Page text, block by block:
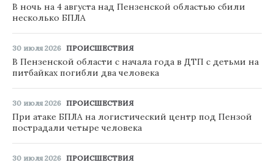
В ночь на 4 августа над Пензенской областью сбили
несколько БПЛА
30 июля 2026 ПРОИСШЕСТВИЯ
В Пензенской области с начала года в ДТП с детьми на
питбайках погибли два человека
30 июля 2026 ПРОИСШЕСТВИЯ
При атаке БПЛА на логистический центр под Пензой
пострадали четыре человека
30 июля 2026 ПРОИСШЕСТВИЯ